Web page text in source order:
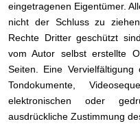
eingetragenen Eigentümer.
nicht der Schluss zu
Rechte Dritter geschützt
vom Autor selbst erstellte
Seiten. Eine
Tondokumente,
elektronischen oder
ausdrückliche Zustimmung